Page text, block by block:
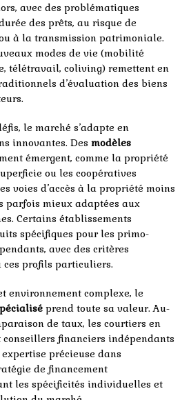
avec des problématiques
des prêts, au risque de
à la transmission patrimoniale.
modes de vie (mobilité
télétravail, coliving) remettent en
d’évaluation des biens
le marché s’adapte en
innovantes. Des modèles
émergent, comme la propriété
ou les coopératives
voies d’accès à la propriété moins
parfois mieux adaptées aux
Certains établissements
spécifiques pour les primo-
avec des critères
ces profils particuliers.
environnement complexe, le
prend toute sa valeur. Au-
de taux, les courtiers en
financiers indépendants
précieuse dans
de financement
les spécificités individuelles et